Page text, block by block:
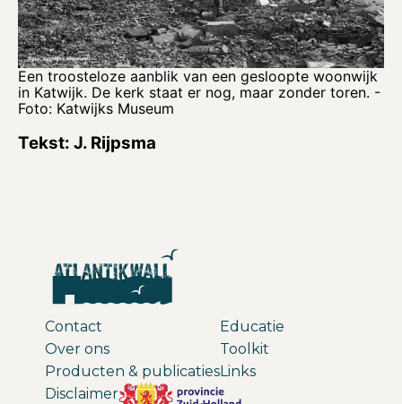
Een troosteloze aanblik van een gesloopte woonwijk
in Katwijk. De kerk staat er nog, maar zonder toren. -
Foto: Katwijks Museum
Tekst: J. Rijpsma
Contact
Over ons
Producten & publicaties
Educatie
Toolkit
Links
Disclaimer